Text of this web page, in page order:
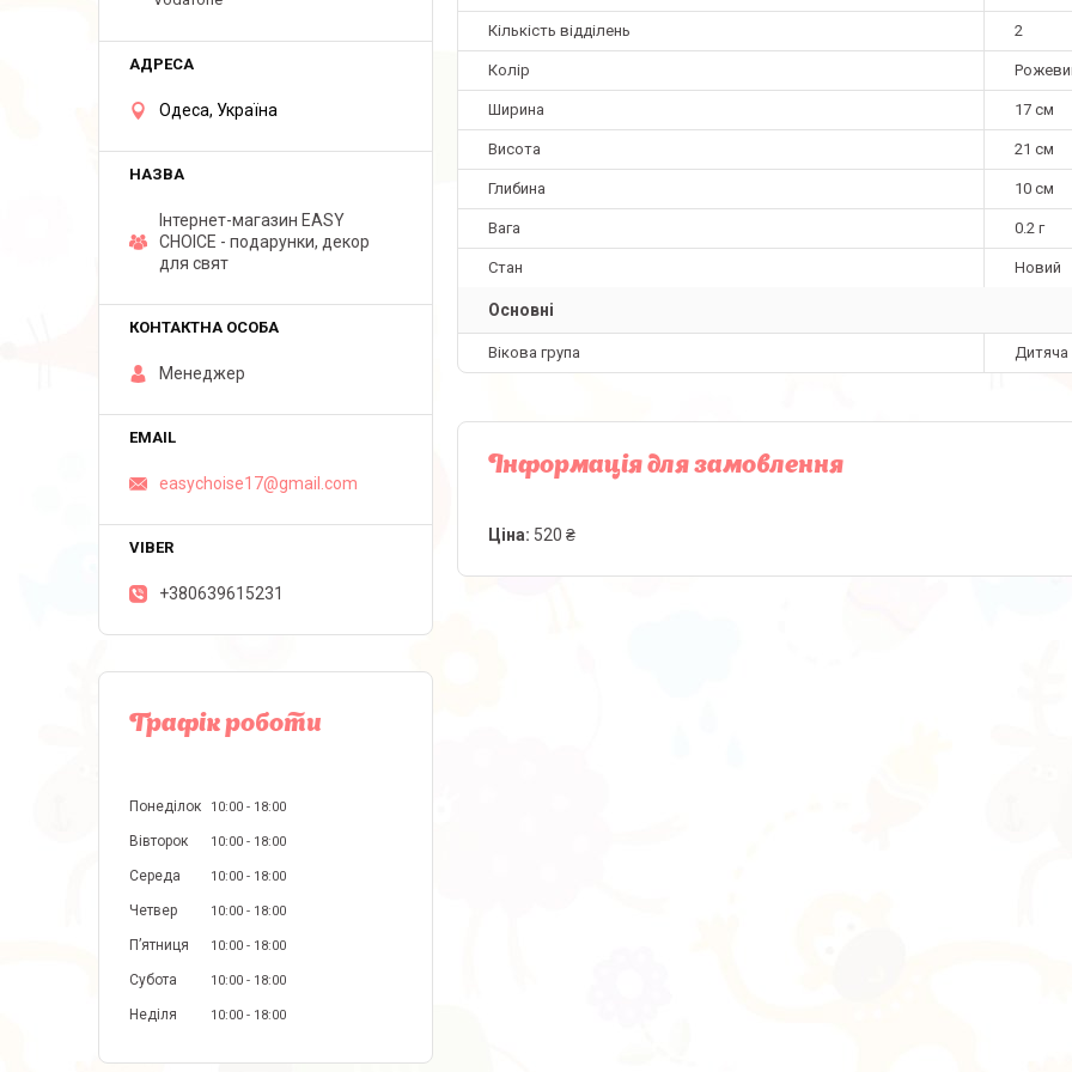
Кількість відділень 2
Колір
Ширина 17 см
Висота 21 см
Глибина 10 см
Вага 0.2 г
Стан Новий
Основні
Вікова група Дитяча
Інформація для замовлення
Ціна: 520 ₴
Одеса, Україна
Інтернет-магазин EASY
CHOICE - подарунки, декор
для свят
Менеджер
easychoise17@gmail.com
+380639615231
Графік роботи
Понеділок 10:00 18:00
Вівторок 10:00 18:00
Середа 10:00 18:00
Четвер 10:00 18:00
Пʼятниця 10:00 18:00
Субота 10:00 18:00
Неділя 10:00 18:00